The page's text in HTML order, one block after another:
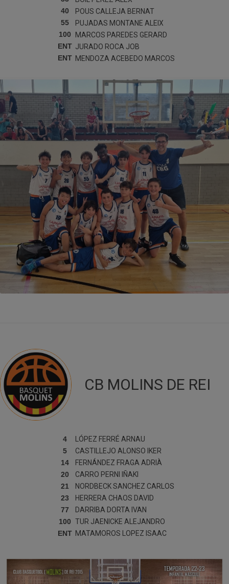
40
POUS CALLEJA BERNAT
55
PUJADAS MONTANE ALEIX
100
MARCOS PAREDES GERARD
ENT JURADO ROCA JOB
ENT MENDOZA ACEBEDO MARCOS
CB MOLINS DE REI
4 LÓPEZ FERRÉ ARNAU
5
CASTILLEJO ALONSO IKER
14
FERNÁNDEZ FRAGAADRIÀ
20
CARRO PERNI
IÑAKI
21
NORDBECK SANCHEZ CARLOS
23
HERRERA CHAOS DAVID
77
DARRIBA DORTA IVAN
100 TUR JAENICKE ALEJANDRO
ENT MATAMOROS LOPEZ ISAAC